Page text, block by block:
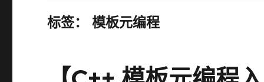
标签：模板元编程